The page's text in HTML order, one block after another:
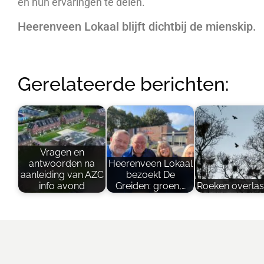
Heerenveen Lokaal blijft dichtbij de mienskip.
Gerelateerde berichten:
Vragen en
antwoorden na
aanleiding van AZC
info avond
Heerenveen Lokaal
bezoekt De
Greiden: groen,…
Roeken